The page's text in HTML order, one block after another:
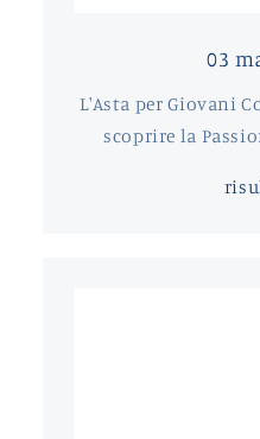
03
L'Asta per Giovani
scoprire la